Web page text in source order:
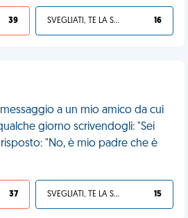
39 SVEGLIATI, TE LA SEI CERCATA! 16
a un mio amico da cui
giorno scrivendogli: "Sei
"No, è mio padre che è
37 SVEGLIATI, TE LA SEI CERCATA! 15